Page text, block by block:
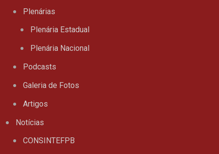
Plenárias
Plenária Estadual
Plenária Nacional
Podcasts
Galeria de Fotos
Artigos
Notícias
CONSINTEFPB